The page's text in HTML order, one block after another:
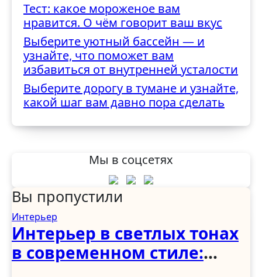
Тест: какое мороженое вам
нравится. О чём говорит ваш вкус
Выберите уютный бассейн — и
узнайте, что поможет вам
избавиться от внутренней усталости
Выберите дорогу в тумане и узнайте,
какой шаг вам давно пора сделать
Мы в соцсетях
Вы пропустили
Интерьер
Интерьер в светлых тонах
в современном стиле: